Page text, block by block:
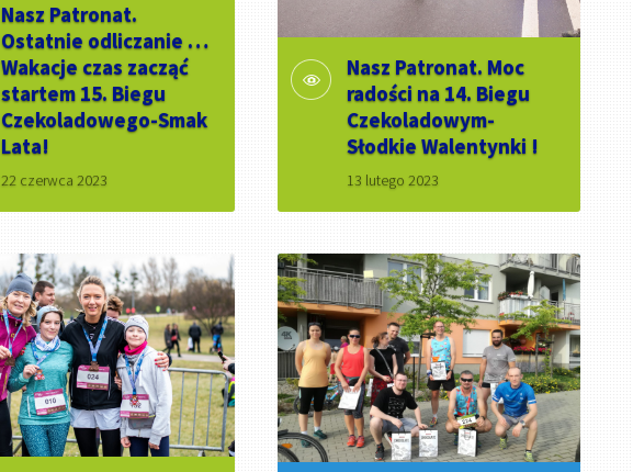
Nasz Patronat.
Ostatnie odliczanie …
Wakacje czas zacząć
startem 15. Biegu
Czekoladowego-Smak
Lata!
22 czerwca 2023
Nasz Patronat. Moc
radości na 14. Biegu
Czekoladowym-
Słodkie Walentynki !
13 lutego 2023